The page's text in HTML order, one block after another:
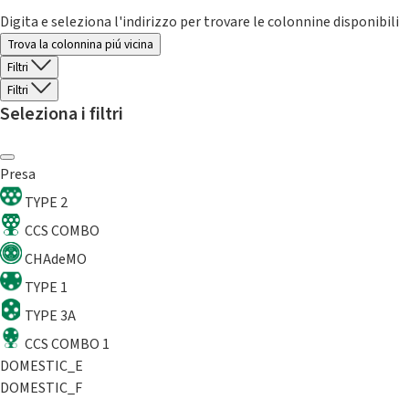
Digita e seleziona l'indirizzo per trovare le colonnine disponibili
Trova la colonnina piú vicina
Filtri
Filtri
Seleziona i filtri
Presa
TYPE 2
CCS COMBO
CHAdeMO
TYPE 1
TYPE 3A
CCS COMBO 1
DOMESTIC_E
DOMESTIC_F